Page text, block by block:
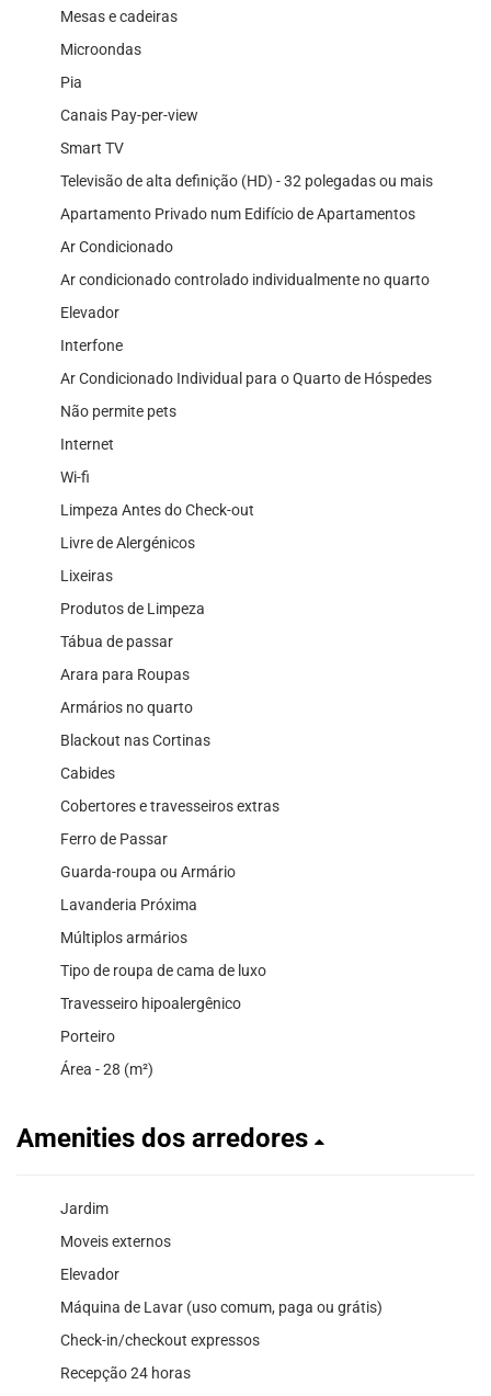
Mesas e cadeiras
Microondas
Pia
Canais Pay-per-view
Smart TV
Televisão de alta definição (HD) - 32 polegadas ou mais
Apartamento Privado num Edifício de Apartamentos
Ar Condicionado
Ar condicionado controlado individualmente no quarto
Elevador
Interfone
Ar Condicionado Individual para o Quarto de Hóspedes
Não permite pets
Internet
Wi-fi
Limpeza Antes do Check-out
Livre de Alergénicos
Lixeiras
Produtos de Limpeza
Tábua de passar
Arara para Roupas
Armários no quarto
Blackout nas Cortinas
Cabides
Cobertores e travesseiros extras
Ferro de Passar
Guarda-roupa ou Armário
Lavanderia Próxima
Múltiplos armários
Tipo de roupa de cama de luxo
Travesseiro hipoalergênico
Porteiro
Área - 28 (m²)
Amenities dos arredores
Jardim
Moveis externos
Elevador
Máquina de Lavar (uso comum, paga ou grátis)
Check-in/checkout expressos
Recepção 24 horas